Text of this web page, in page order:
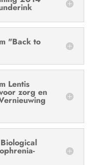
"Back to
Lentis
zorg en